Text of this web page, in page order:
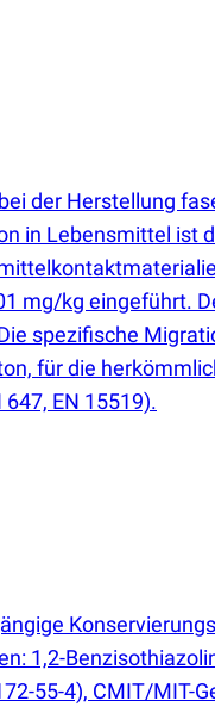
der Herstellung
in Lebensmittel ist
mg/kg eingeführt.
spezifische
für die
647, EN 15519).
1,2-
55-4), CMIT/MIT-